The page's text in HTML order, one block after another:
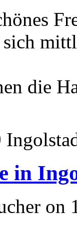
die
in
on